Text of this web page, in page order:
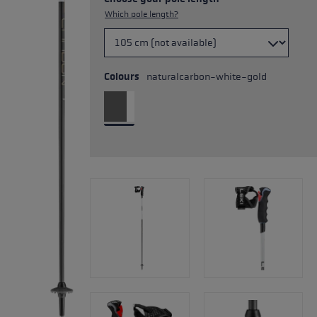
Which pole length?
Colours naturalcarbon-white-gold